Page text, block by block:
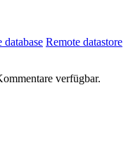
database Remote datastore
verfügbar.